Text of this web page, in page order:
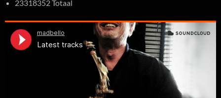
23318352 Totaal